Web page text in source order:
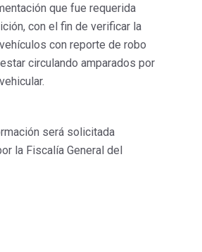
que fue requerida
con el fin de verificar la
con reporte de robo
circulando amparados por
será solicitada
la Fiscalía General del